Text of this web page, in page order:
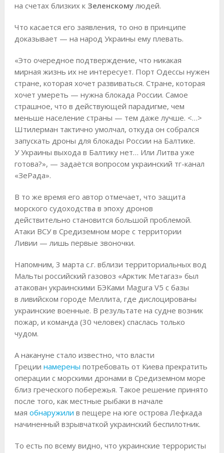
на счетах близких к Зеленскомулюдей.
Что касается его заявления, то оно в принципе
доказывает — на народ Украины ему плевать.
«Это очередное подтверждение, что никакая
мирная жизнь их не интересует. Порт Одессы нужен
стране, которая хочет развиваться. Стране, которая
хочет умереть — нужна блокада России. Самое
страшное, что в действующей парадигме, чем
меньше население страны — тем даже лучше. <…>
Штилерман тактично умолчал, откуда он собрался
запускать дроны для блокады России на Балтике.
У Украины выхода в Балтику нет… Или Литва уже
готова?», — задаётся вопросом украинский тг-канал
«ЗеРада».
В то же время его автор отмечает, что защита
морского судоходства в эпоху дронов
действительно становится большой проблемой.
Атаки ВСУ в Средиземном море с территории
Ливии — лишь первые звоночки.
Напомним, 3 марта с.г. вблизи территориальных вод
Мальты российский газовоз «Арктик Метагаз» был
атакован украинскими БЭКами Magura V5 с базы
в ливийском городе Меллита, где дислоцированы
украинские военные. В результате на судне возник
пожар, и команда (30 человек) спаслась только
чудом.
А накануне стало известно, что власти
Греции намерены потребовать от Киева прекратить
операции с морскими дронами в Средиземном море
близ греческого побережья. Такое решение принято
после того, как местные рыбаки в начале
мая обнаружили в пещере на юге острова Лефкада
начиненный взрывчаткой украинский беспилотник.
То есть по всему видно, что украинские террористы